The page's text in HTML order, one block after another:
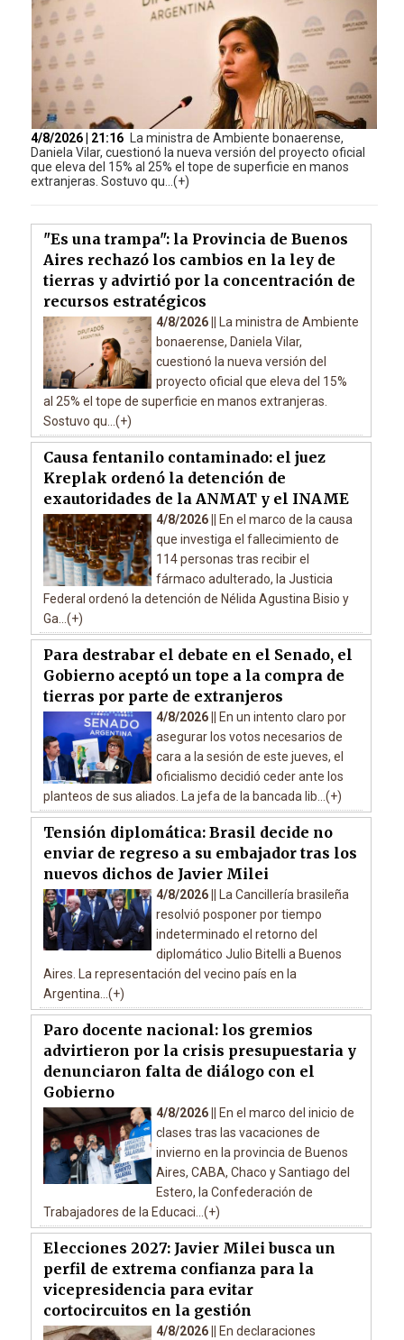
4/8/2026 | 21:16 La ministra de Ambiente bonaerense,
Daniela Vilar, cuestionó la nueva versión del proyecto oficial
que eleva del 15% al 25% el tope de superficie en manos
extranjeras. Sostuvo qu...(+)
"Es una trampa": la Provincia de Buenos
Aires rechazó los cambios en la ley de
tierras y advirtió por la concentración de
recursos estratégicos
4/8/2026 ||
La ministra de Ambiente
bonaerense, Daniela Vilar,
cuestionó la nueva versión del
proyecto oficial que eleva del 15%
al 25% el tope de superficie en manos extranjeras.
Sostuvo qu...(+)
Causa fentanilo contaminado: el juez
Kreplak ordenó la detención de
exautoridades de la ANMAT y el INAME
4/8/2026 ||
En el marco de la causa
que investiga el fallecimiento de
114 personas tras recibir el
fármaco adulterado, la Justicia
Federal ordenó la detención de Nélida Agustina Bisio y
Ga...(+)
Para destrabar el debate en el Senado, el
Gobierno aceptó un tope a la compra de
tierras por parte de extranjeros
4/8/2026 ||
En un intento claro por
asegurar los votos necesarios de
cara a la sesión de este jueves, el
oficialismo decidió ceder ante los
planteos de sus aliados. La jefa de la bancada lib...(+)
Tensión diplomática: Brasil decide no
enviar de regreso a su embajador tras los
nuevos dichos de Javier Milei
4/8/2026 ||
La Cancillería brasileña
resolvió posponer por tiempo
indeterminado el retorno del
diplomático Julio Bitelli a Buenos
Aires. La representación del vecino país en la
Argentina...(+)
Paro docente nacional: los gremios
advirtieron por la crisis presupuestaria y
denunciaron falta de diálogo con el
Gobierno
4/8/2026 ||
En el marco del inicio de
clases tras las vacaciones de
invierno en la provincia de Buenos
Aires, CABA, Chaco y Santiago del
Estero, la Confederación de
Trabajadores de la Educaci...(+)
Elecciones 2027: Javier Milei busca un
perfil de extrema confianza para la
vicepresidencia para evitar
cortocircuitos en la gestión
4/8/2026 ||
En declaraciones